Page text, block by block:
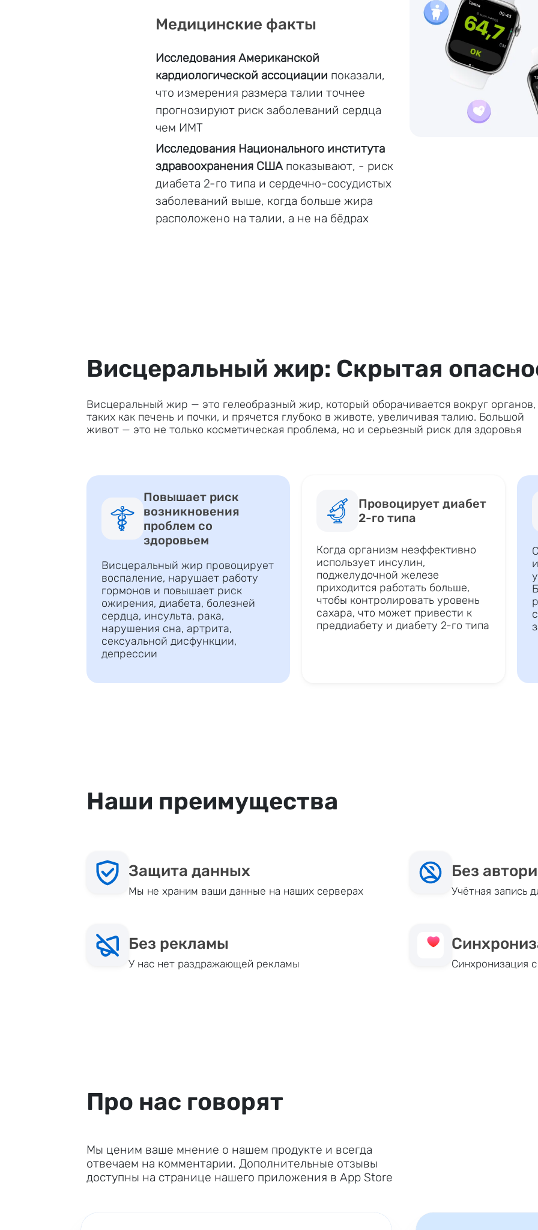
Медицинские факты
Исследования Американской
кардиологической ассоциации показали,
что измерения размера талии точнее
прогнозируют риск заболеваний сердца
чем ИМТ
Исследования Национального института
здравоохранения США показывают, - риск
диабета 2-го типа и сердечно-сосудистых
заболеваний выше, когда больше жира
расположено на талии, а не на бёдрах
Висцеральный жир: Скрытая
Висцеральный жир — это гелеобразный жир, который оборачивается вокруг органов,
таких как печень и почки, и прячется глубоко в животе, увеличивая талию. Большой
живот — это не только косметическая проблема, но и серьезный риск для здоровья
Повышает риск
возникновения
проблем со
здоровьем
Висцеральный жир провоцирует
воспаление, нарушает работу
гормонов и повышает риск
ожирения, диабета, болезней
сердца, инсульта, рака,
нарушения сна, артрита,
сексуальной дисфункции,
депрессии
Провоцирует диабет
2-го типа
Когда организм неэффективно
использует инсулин,
поджелудочной железе
приходится работать больше,
чтобы контролировать уровень
сахара, что может привести к
преддиабету и диабету 2-го типа
Наши преимущества
Защита данных
Мы не храним ваши данные на наших серверах
Без
Учётная запись
Без рекламы
У нас нет раздражающей рекламы Синхронизация
Про нас говорят
Мы ценим ваше мнение о нашем продукте и всегда
отвечаем на комментарии. Дополнительные отзывы
доступны на странице нашего приложения в App Store